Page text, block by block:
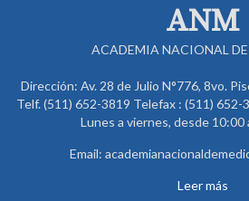
ANM
ACADEMIA NACIONAL
Dirección: Av. 28 de Julio N°776, 8vo.
Telf. (511) 652-3819 Telefax : (511)
Lunes a viernes, desde 10:00
Email:
Leer más